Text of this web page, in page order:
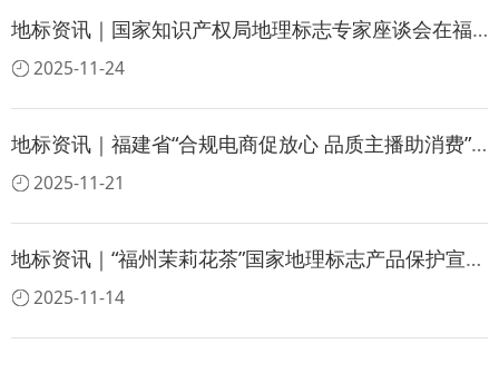
地标资讯｜国家知识产权局地理标志专家座谈会在福建召开
2025-11-24
地标资讯｜福建省“合规电商促放心 品质主播助消费”——地理标志产品互联网营销大赛预赛圆满结束
2025-11-21
地标资讯｜“福州茉莉花茶”国家地理标志产品保护宣传活动成功举办
2025-11-14